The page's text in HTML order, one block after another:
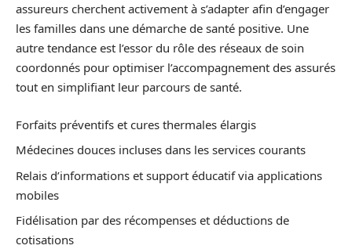
assureurs cherchent activement à s’adapter afin d’engager
les familles dans une démarche de santé positive. Une
autre tendance est l’essor du rôle des réseaux de soin
coordonnés pour optimiser l’accompagnement des assurés
tout en simplifiant leur parcours de santé.
Forfaits préventifs et cures thermales élargis
Médecines douces incluses dans les services courants
Relais d’informations et support éducatif via applications
mobiles
Fidélisation par des récompenses et déductions de
cotisations